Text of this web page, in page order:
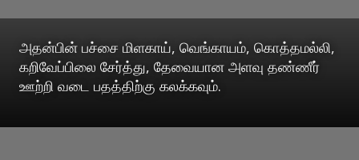
அதன்பின் பச்சை மிளகாய், வெங்காயம், கொத்தமல்லி,
கறிவேப்பிலை சேர்த்து, தேவையான அளவு தண்ணீர்
ஊற்றி வடை பதத்திற்கு கலக்கவும்.